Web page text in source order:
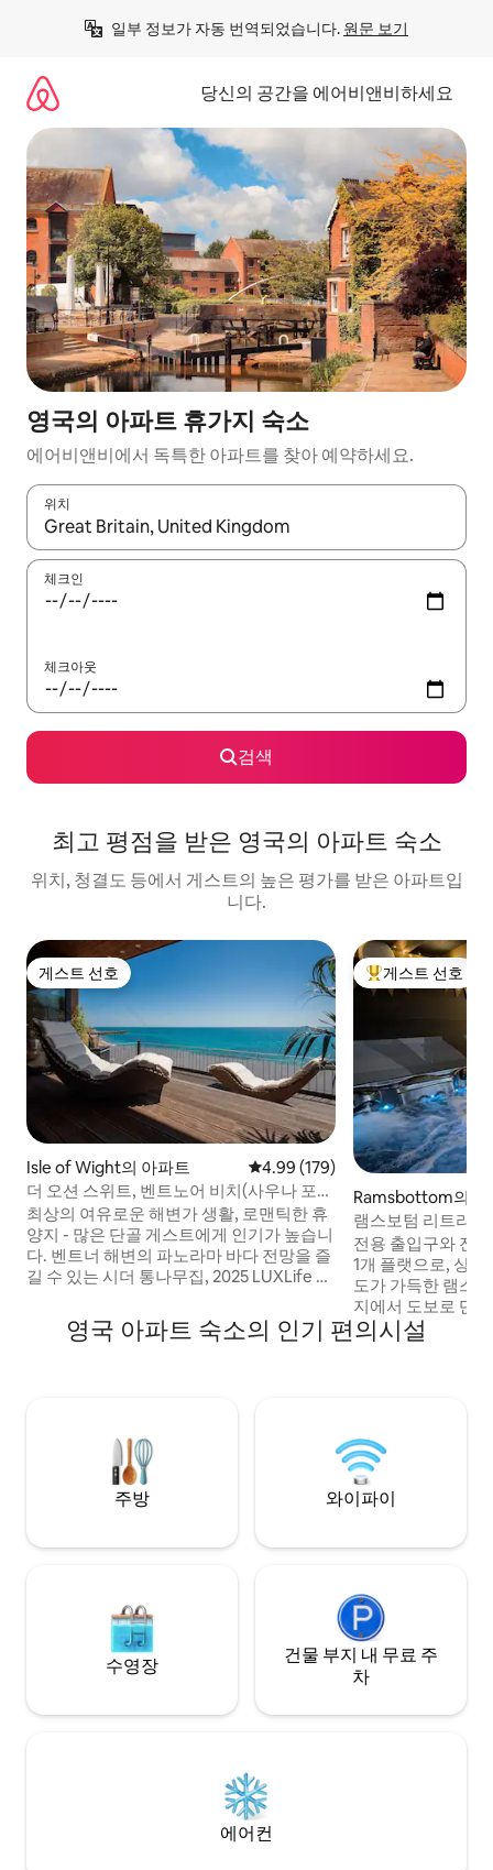
일부 정보가 자동 번역되었습니다. 원문 보기
당신의 공간을 에어비앤비하세요
영국의 아파트 휴가지 숙소
에어비앤비에서 독특한 아파트를 찾아 예약하세요.
위치
결과가 나오면 위·아래 화살표 키를 사용하거나 터치 또는 스와이
체크인
체크아웃
검색
최고 평점을 받은 영국의 아파트 숙소
위치, 청결도 등에서 게스트의 높은 평가를 받은 아파트입
니다.
게스트 선호
게스트 선호
Isle of Wight의 아파트 평점 4.99점(5점 만점), 후기 179
4.99 (179)
더 오션 스위트, 벤트노어 비치(사우나 포
함)
최상의 여유로운 해변가 생활, 로맨틱한 휴
양지 - 많은 단골 게스트에게 인기가 높습니
다. 벤트너 해변의 파노라마 바다 전망을 즐
길 수 있는 시더 통나무집, 2025 LUXLife 어
문/문이 있어 바다와 나만의 아름다운 공간
있습니다. 반려동물은 동반 불가하지만, 아
기 동반은 환영합니다!
상위 게스트 선호
게스트 선호
Ramsbottom의 아
램스보텀 리트리
전용 출입구와 전
1개 플랫으로, 상
도가 가득한 램스
지에서 도보로 단
처의 파노라마 전
그레이터 맨체스
분 거리에 있습니
리에 있습니다.
영국 아파트 숙소의 인기 편의시설
주방 와이파이
수영장
건물 부지 내 무료 주
차
에어컨